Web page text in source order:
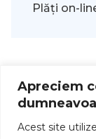
Apreciem
Acest site
Plăți on-